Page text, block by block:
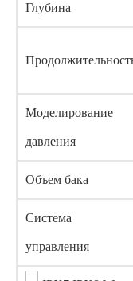
Глубина
Моделирование
давления
Объем бака
Система
управления